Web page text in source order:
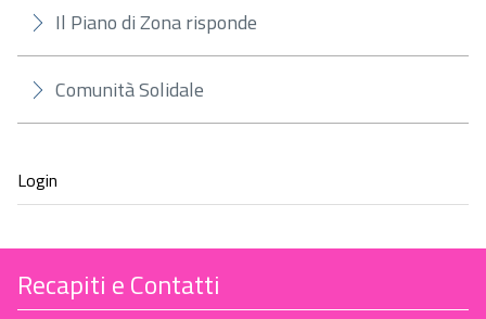
Il Piano di Zona risponde
Comunità Solidale
Recapiti e Contatti